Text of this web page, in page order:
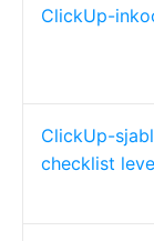
ClickUp-
ClickUp-
checklist